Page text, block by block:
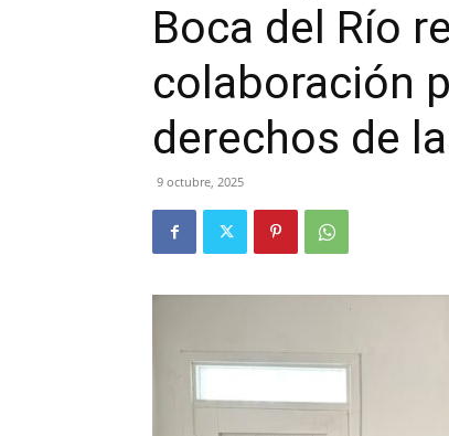
Boca del Río
colaboración
derechos de
9 octubre, 2025